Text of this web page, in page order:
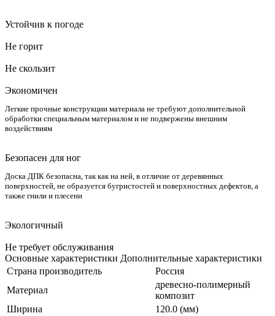
Устойчив к погоде
Не горит
Не скользит
Экономичен
Легкие прочные конструкции материала не требуют дополнительной
обработки специальным материалом и не подвержены внешним
воздействиям
Безопасен для ног
Доска ДПК безопасна, так как на ней, в отличие от деревянных
поверхностей, не образуется бугристостей и поверхностных дефектов, а
также гнили и плесени
Экологичный
Не требует обслуживания
Основные характеристики Дополнительные характеристики
Страна производитель
Россия
Материал
древесно-полимерный
композит
Ширина
120.0 (мм)